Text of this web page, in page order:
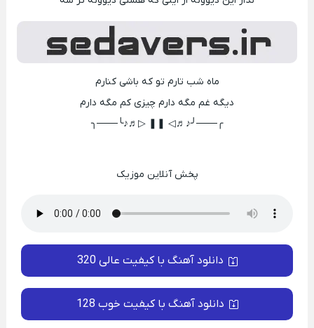
ماه شب تارم تو که باشی کنارم
دیگه غم مگه دارم چیزی کم مگه دارم
╭───╯♪♬◁ ❚❚ ▷♬♪╰───╮
پخش آنلاین موزیک
دانلود آهنگ با کیفیت عالی 320
دانلود آهنگ با کیفیت خوب 128